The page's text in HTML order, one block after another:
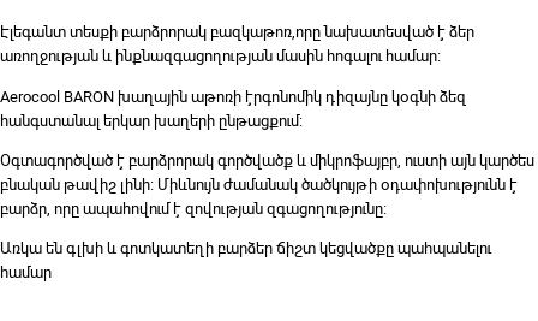
Էլեգանտ տեսքի բարձրորակ բազկաթոռ,որը նախատեսված է ձեր
առողջության և ինքնազգացողության մասին հոգալու համար:
Aerocool BARON խաղային աթոռի էրգոնոմիկ դիզայնը կօգնի ձեզ
հանգստանալ երկար խաղերի ընթացքում:
Օգտագործված է բարձրորակ գործվածք և միկրոֆայբր, ուստի այն կարծես
բնական թավիշ լինի: Միևնույն ժամանակ ծածկույթի օդափոխությունն է
բարձր, որը ապահովում է զովության զգացողությունը:
Առկա են գլխի և գոտկատեղի բարձեր ճիշտ կեցվածքը պահպանելու
համար